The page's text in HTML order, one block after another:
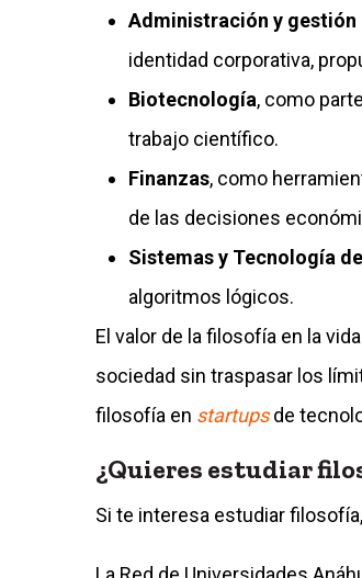
Administración y gestión
identidad corporativa,
Biotecnología, como
trabajo científico.
Finanzas, como
de las decisiones
Sistemas y Tecnología
algoritmos lógicos.
El valor de la filosofía en la
sociedad sin traspasar los
filosofía en startupsde
¿Quieres estudiar
Si te interesa estudiar